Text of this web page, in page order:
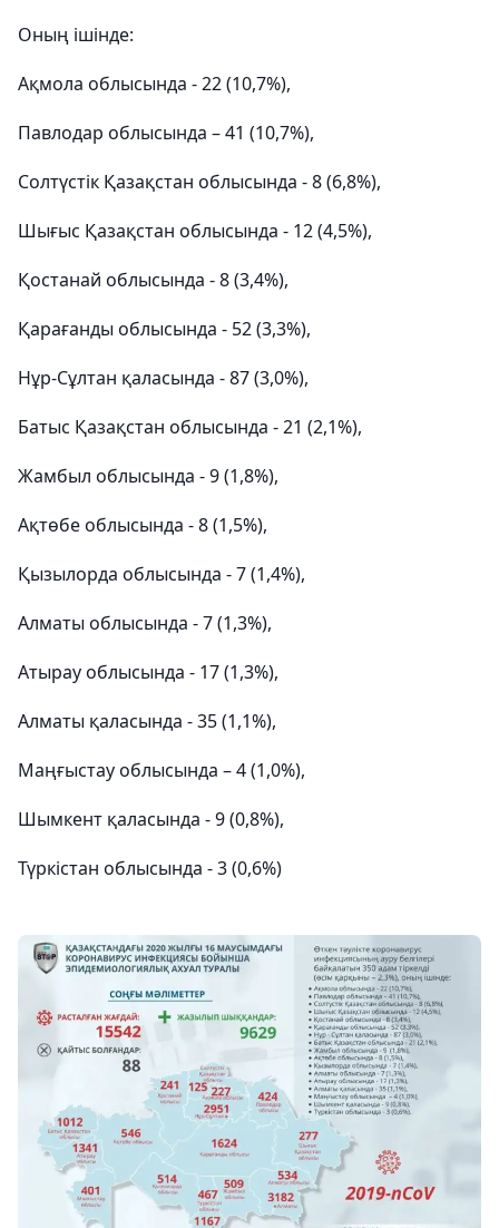
Оның ішінде:
Ақмола облысында - 22 (10,7%),
Павлодар облысында – 41 (10,7%),
Солтүстік Қазақстан облысында - 8 (6,8%),
Шығыс Қазақстан облысында - 12 (4,5%),
Қостанай облысында - 8 (3,4%),
Қарағанды облысында - 52 (3,3%),
Нұр-Сұлтан қаласында - 87 (3,0%),
Батыс Қазақстан облысында - 21 (2,1%),
Жамбыл облысында - 9 (1,8%),
Ақтөбе облысында - 8 (1,5%),
Қызылорда облысында - 7 (1,4%),
Алматы облысында - 7 (1,3%),
Атырау облысында - 17 (1,3%),
Алматы қаласында - 35 (1,1%),
Маңғыстау облысында – 4 (1,0%),
Шымкент қаласында - 9 (0,8%),
Түркістан облысында - 3 (0,6%)